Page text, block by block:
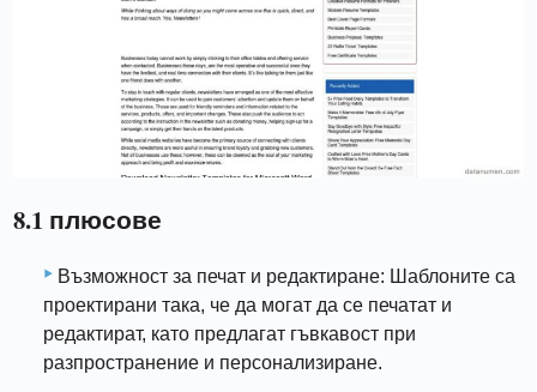
8.1 плюсове
Възможност за печат и редактиране: Шаблоните са
проектирани така, че да могат да се печатат и
редактират, като предлагат гъвкавост при
разпространение и персонализиране.